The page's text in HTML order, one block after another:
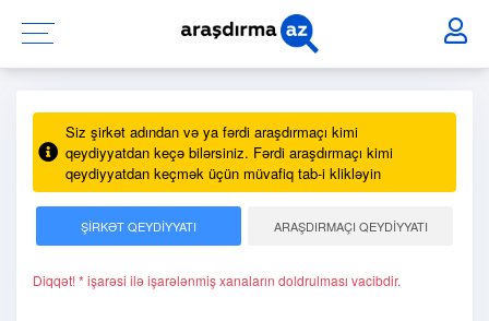
Siz şirkət adından və ya fərdi araşdırmaçı kimi
qeydiyyatdan keçə bilərsiniz. Fərdi araşdırmaçı kimi
qeydiyyatdan keçmək üçün müvafiq tab-i klikləyin
ŞİRKƏT QEYDİYYATI ARAŞDIRMAÇI QEYDİYYATI
Diqqət! * işarəsi ilə işarələnmiş xanaların doldrulması vacibdir.